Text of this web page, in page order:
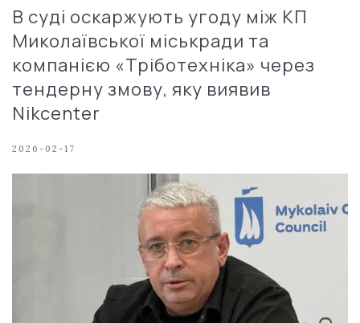
В суді оскаржують угоду між КП
Миколаївської міськради та
компанією «Тріботехніка» через
тендерну змову, яку виявив
Nikcenter
2026-02-17